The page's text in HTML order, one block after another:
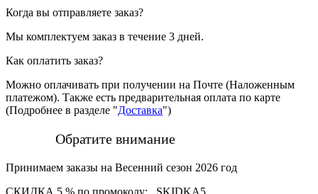
Когда вы отправляете заказ?
Мы комплектуем заказ в течение 3 дней.
Как оплатить заказ?
Можно оплачивать при получении на Почте (Наложенным
платежом). Также есть предварительная оплата по карте
(Подробнее в разделе "Доставка")
Обратите внимание
Принимаем заказы на Весенний сезон 2026 год
СКИДКА 5 % по промокоду: SKIDKA5